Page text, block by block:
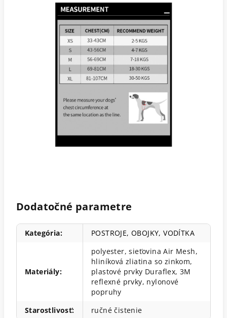
Dodatočné parametre
Kategória: POSTROJE, OBOJKY, VODÍTKA
Materiály:
polyester, sieťovina Air Mesh,
hliníková zliatina so zinkom,
plastové prvky Duraflex, 3M
reflexné prvky, nylonové
popruhy
Starostlivosť: ručné čistenie